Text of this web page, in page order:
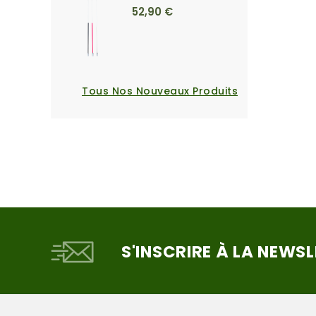
52,90 €
Tous Nos Nouveaux Produits
S'INSCRIRE À LA